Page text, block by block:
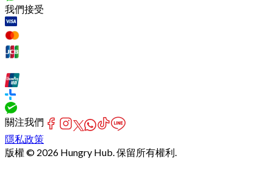
我們接受
關注我們
隱私政策
版權 © 2026 Hungry Hub. 保留所有權利.